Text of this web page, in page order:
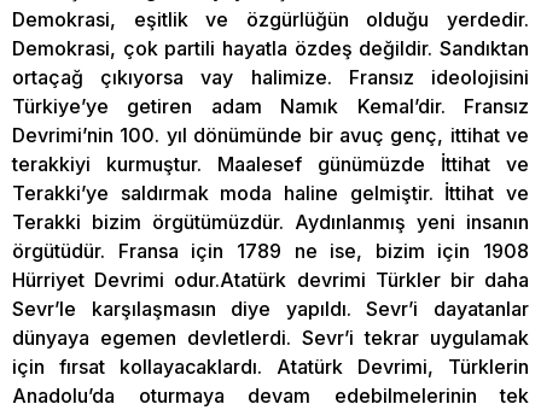
Demokrasi, eşitlik ve özgürlüğün olduğu yerdedir.
Demokrasi, çok partili hayatla özdeş değildir. Sandıktan
ortaçağ çıkıyorsa vay halimize. Fransız ideolojisini
Türkiye’ye getiren adam Namık Kemal’dir. Fransız
Devrimi’nin 100. yıl dönümünde bir avuç genç, ittihat ve
terakkiyi kurmuştur. Maalesef günümüzde İttihat ve
Terakki’ye saldırmak moda haline gelmiştir. İttihat ve
Terakki bizim örgütümüzdür. Aydınlanmış yeni insanın
örgütüdür. Fransa için 1789 ne ise, bizim için 1908
Hürriyet Devrimi odur.Atatürk devrimi Türkler bir daha
Sevr’le karşılaşmasın diye yapıldı. Sevr’i dayatanlar
dünyaya egemen devletlerdi. Sevr’i tekrar uygulamak
için fırsat kollayacaklardı. Atatürk Devrimi, Türklerin
Anadolu’da oturmaya devam edebilmelerinin tek